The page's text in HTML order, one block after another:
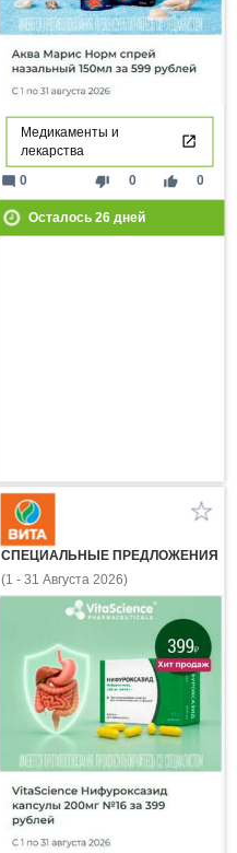
Медикаменты и
лекарства
thumb_down 0 thumb_up 0
mode_comment 0
Осталось 26дней
СПЕЦИАЛЬНЫЕ ПРЕДЛОЖЕНИЯ
(1 - 31 Августа 2026)